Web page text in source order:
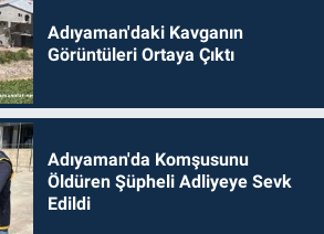
Adıyaman'daki Kavganın
Görüntüleri Ortaya Çıktı
Adıyaman'da Komşusunu
Öldüren Şüpheli Adliyeye Sevk
Edildi